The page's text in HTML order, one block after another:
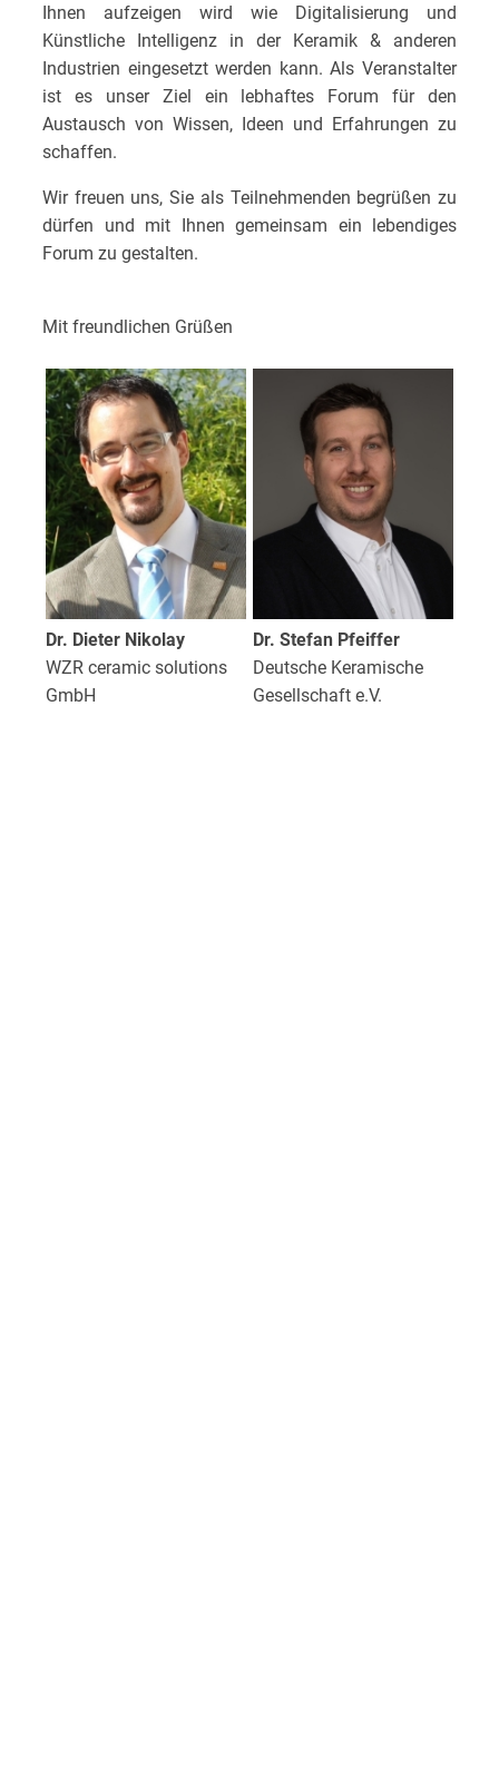
Ihnen aufzeigen wird wie Digitalisierung und
Künstliche Intelligenz in der Keramik & anderen
Industrien eingesetzt werden kann. Als Veranstalter
ist es unser Ziel ein lebhaftes Forum für den
Austausch von Wissen, Ideen und Erfahrungen zu
schaffen.
Wir freuen uns, Sie als Teilnehmenden begrüßen zu
dürfen und mit Ihnen gemeinsam ein lebendiges
Forum zu gestalten.
Mit freundlichen Grüßen
Dr. Dieter Nikolay
WZR ceramic solutions
GmbH
Dr. Stefan Pfeiffer
Deutsche Keramische
Gesellschaft e.V.